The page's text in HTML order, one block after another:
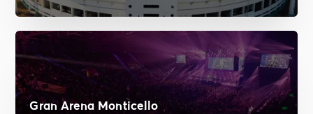
Gran Arena Monticello